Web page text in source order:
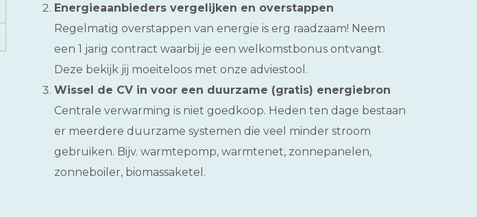
Energieaanbieders vergelijken en overstappen
Regelmatig overstappen van energie is erg raadzaam! Neem
een 1 jarig contract waarbij je een welkomstbonus ontvangt.
Deze bekijk jij moeiteloos met onze adviestool.
Wissel de CV in voor een duurzame (gratis) energiebron
Centrale verwarming is niet goedkoop. Heden ten dage bestaan
er meerdere duurzame systemen die veel minder stroom
gebruiken. Bijv. warmtepomp, warmtenet, zonnepanelen,
zonneboiler, biomassaketel.